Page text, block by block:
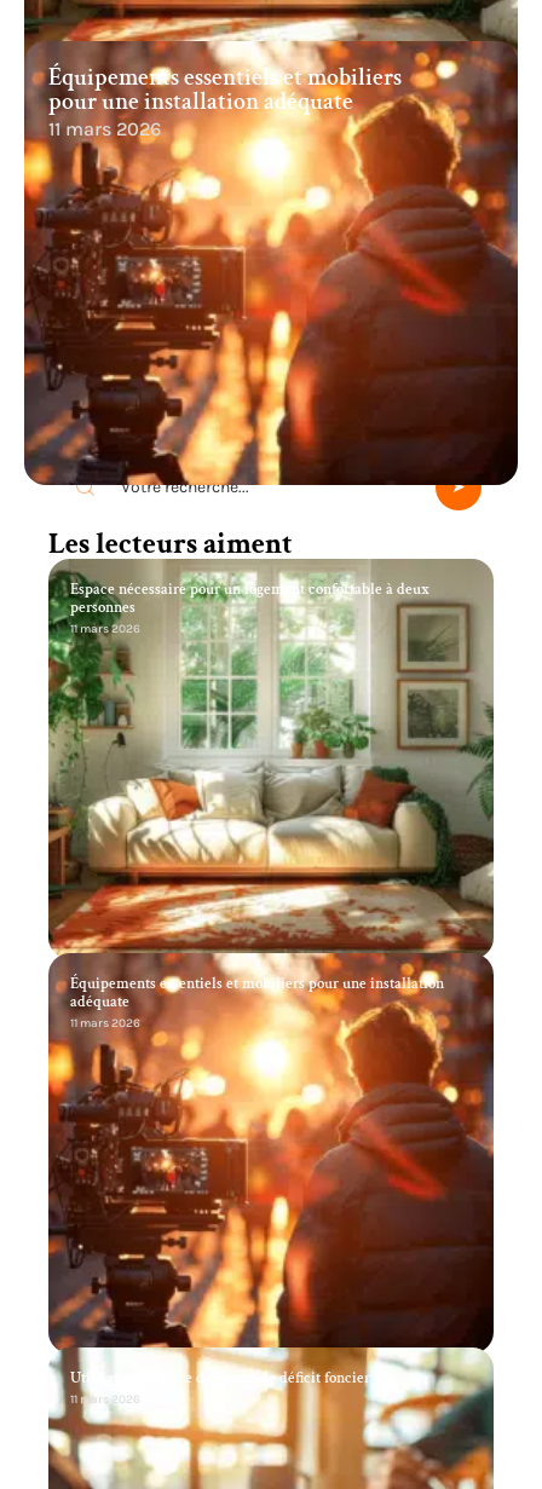
Équipements essentiels et mobiliers
pour une installation adéquate
11 mars 2026
Recherche
Les lecteurs aiment
Espace nécessaire pour un logement confortable à deux
personnes
11 mars 2026
Équipements essentiels et mobiliers pour une installation
adéquate
11 mars 2026
Utilisation efficace du report de déficit foncier
11 mars 2026